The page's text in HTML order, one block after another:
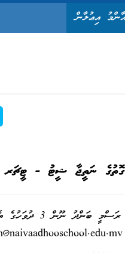
އިޢުލާން
ނަތީޖާ ޝީޓު - ޓީޗަރ
މި ޝީޓާ ގުޅޭ ގޮތުން އެއްވެސް